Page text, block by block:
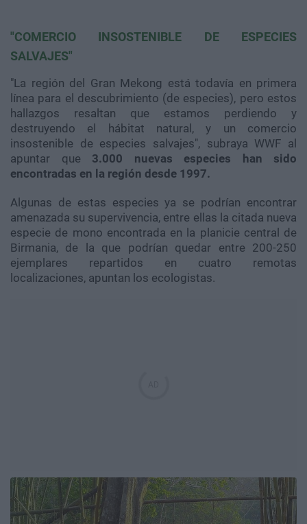
"COMERCIO INSOSTENIBLE DE ESPECIES
SALVAJES"
"La región del Gran Mekong está todavía en primera
línea para el descubrimiento (de especies), pero estos
hallazgos resaltan que estamos perdiendo y
destruyendo el hábitat natural, y un comercio
insostenible de especies salvajes", subraya WWF al
apuntar que 3.000 nuevas especies han sido
encontradas en la región desde 1997.
Algunas de estas especies ya se podrían encontrar
amenazada su supervivencia, entre ellas la citada nueva
especie de mono encontrada en la planicie central de
Birmania, de la que podrían quedar entre 200-250
ejemplares repartidos en cuatro remotas
localizaciones, apuntan los ecologistas.